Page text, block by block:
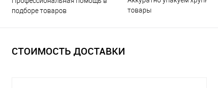
подборе товаров
товары
СТОИМОСТЬ ДОСТАВКИ